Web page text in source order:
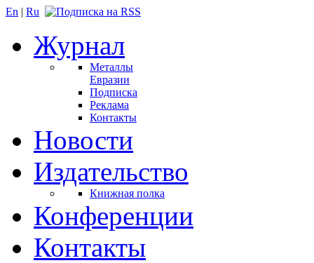
En | Ru
Журнал
Металлы
Евразии
Подписка
Реклама
Контакты
Новости
Издательство
Книжная полка
Конференции
Контакты